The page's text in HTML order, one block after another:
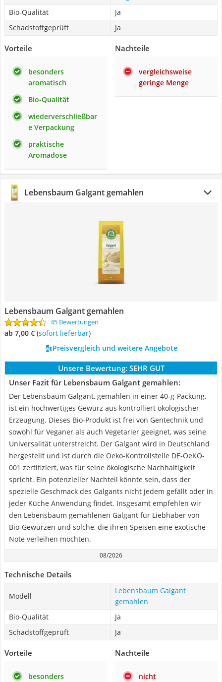
Bio-Qualität
Ja
Schadstoffgeprüft
Ja
Vorteile
besonders
aromatisch
Bio-Qualität
wiederverschließbar
e Verpackung
praktische
Aromadose
Nachteile
vergleichsweise
geringe Menge
Lebensbaum Galgant gemahlen
Lebensbaum Galgant gemahlen
45 Bewertungen
ab 7,00 € ( Sofort lieferbar)
Preisvergleich und weitere Angebote
Unsere Bewertung: SEHR GUT
Unser Fazit für Lebensbaum Galgant gemahlen:
Der Lebensbaum Galgant, gemahlen in einer 40-g-Packung,
ist ein hochwertiges Gewürz aus kontrolliert ökologischer
Erzeugung. Dieses Bio-Produkt ist frei von Gentechnik und
sowohl für Veganer als auch Vegetarier geeignet, was seine
Universalität unterstreicht. Der Galgant wird in Deutschland
hergestellt und ist durch die Oeko-Kontrollstelle DE-OeKO-
001 zertifiziert, was für seine ökologische Nachhaltigkeit
spricht. Ein potenzieller Nachteil könnte sein, dass der
spezielle Geschmack des Galgants nicht jedem gefällt oder in
jeder Küche Anwendung findet. Insgesamt empfehlen wir
den Lebensbaum gemahlenen Galgant für Liebhaber von
Bio-Gewürzen und solche, die ihren Speisen eine exotische
Note verleihen möchten.
08/2026
Technische Details
Modell
Lebensbaum Galgant
gemahlen
Bio-Qualität
Ja
Schadstoffgeprüft
Ja
Vorteile
besonders
Nachteile
nicht